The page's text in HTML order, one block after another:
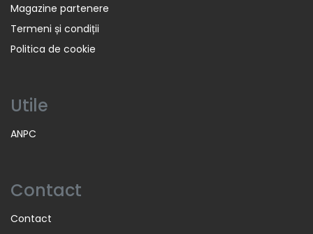
Magazine partenere
Termeni și condiții
Politica de cookie
Utile
ANPC
Contact
Contact